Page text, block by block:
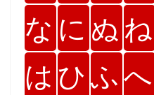
な に ぬ ね
は ひふへ